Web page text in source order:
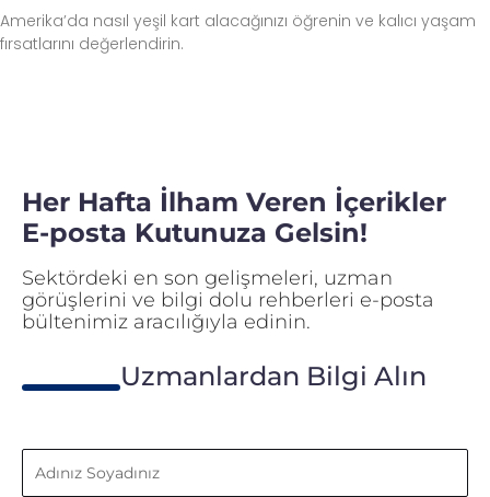
Amerika’da nasıl yeşil kart alacağınızı öğrenin ve kalıcı yaşam
fırsatlarını değerlendirin.
Her Hafta İlham Veren İçerikler
E-posta Kutunuza Gelsin!
Sektördeki en son gelişmeleri, uzman
görüşlerini ve bilgi dolu rehberleri e-posta
bültenimiz aracılığıyla edinin.
Uzmanlardan Bilgi Alın
Adınız